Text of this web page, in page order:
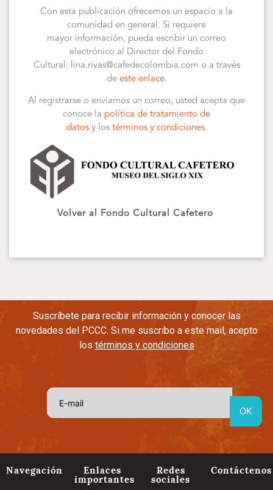
Con esta publicación ofrecemos un espacio a la
comunidad en general. Si requiere
mayor información, pueda escribir un correo
electrónico al Director del Fondo
Cultural: lina.rivas@cafedecolombia.com o a través
de este enlace.
Al registrarse o enviarnos un correo, usted acepta que
conoce la política de tratamiento de
datosy los términos y condiciones.
Volver al Fondo Cultural Cafetero
Suscríbete para recibir información y conocer las
novedades del PCCC. Si me suscribo a este mail, acepto
los términos y condiciones
Navegación Enlaces
importantes
Redes
sociales
Contáctenos